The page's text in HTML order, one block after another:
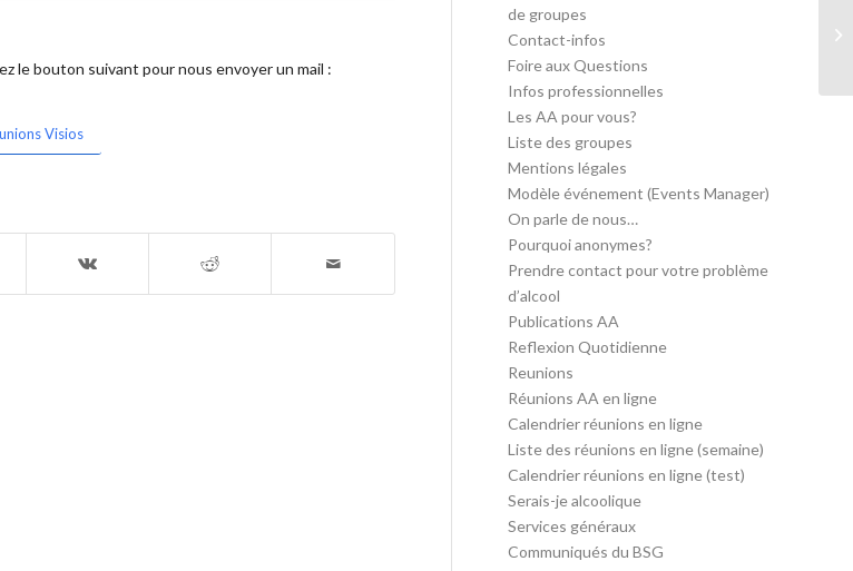
le bouton suivant pour nous envoyer un mail :
Visios
de groupes
Contact-infos
Foire aux Questions
Infos professionnelles
Les AA pour vous?
Liste des groupes
Mentions légales
Modèle événement (Events Manager)
On parle de nous…
Pourquoi anonymes?
Prendre contact pour votre problème
d’alcool
Publications AA
Reflexion Quotidienne
Reunions
Réunions AA en ligne
Calendrier réunions en ligne
Liste des réunions en ligne (semaine)
Calendrier réunions en ligne (test)
Serais-je alcoolique
Services généraux
Communiqués du BSG